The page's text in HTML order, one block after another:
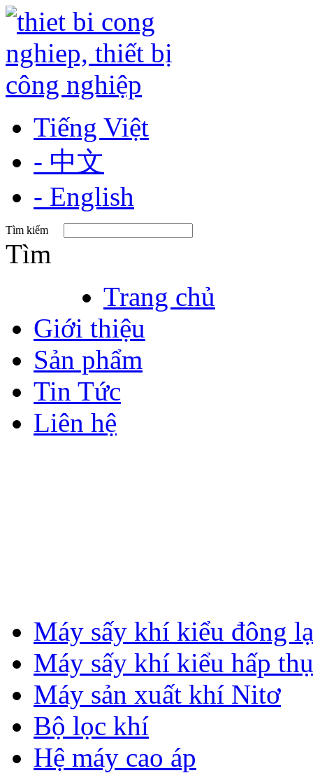
Tiếng Việt
- 中文
- English
Tìm kiếm
Tìm
Trang chủ
Giới thiệu
Sản phẩm
Tin Tức
Liên hệ
Máy sấy khí kiểu đông
Máy sấy khí kiểu hấp thụ
Máy sản xuất khí Nitơ
Bộ lọc khí
Hệ máy cao áp